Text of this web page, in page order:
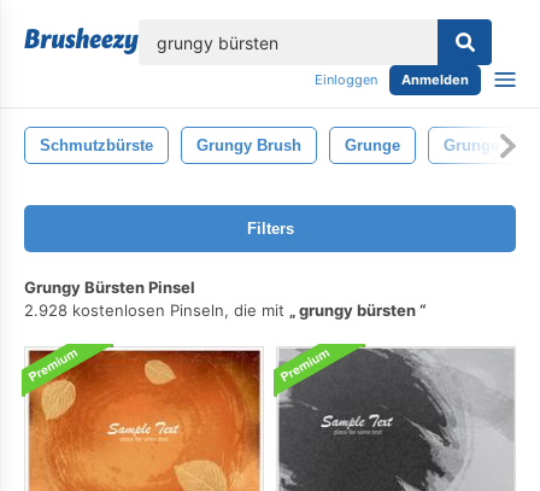
Einloggen Anmelden
Schmutzbürste Grungy Brush Grunge Grunge
Filters
Grungy Bürsten Pinsel
2.928 kostenlosen Pinseln, die mit
grungy bürsten